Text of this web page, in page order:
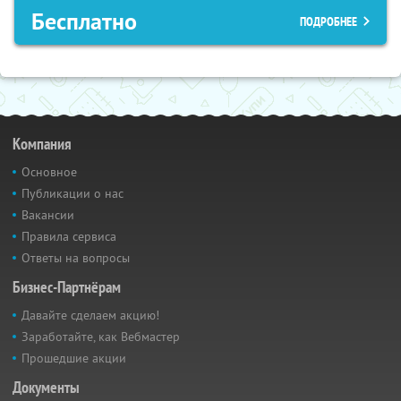
Бесплатно ПОДРОБНЕЕ
Компания
Основное
Публикации о нас
Вакансии
Правила сервиса
Ответы на вопросы
Бизнес-Партнёрам
Давайте сделаем акцию!
Заработайте, как Вебмастер
Прошедшие акции
Документы